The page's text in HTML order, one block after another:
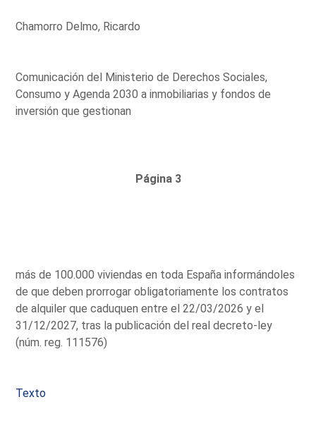
Chamorro Delmo, Ricardo
Comunicación del Ministerio de Derechos Sociales,
Consumo y Agenda 2030 a inmobiliarias y fondos de
inversión que gestionan
Página 3
más de 100.000 viviendas en toda España informándoles
de que deben prorrogar obligatoriamente los contratos
de alquiler que caduquen entre el 22/03/2026 y el
31/12/2027, tras la publicación del real decreto-ley
(núm. reg. 111576)
Texto